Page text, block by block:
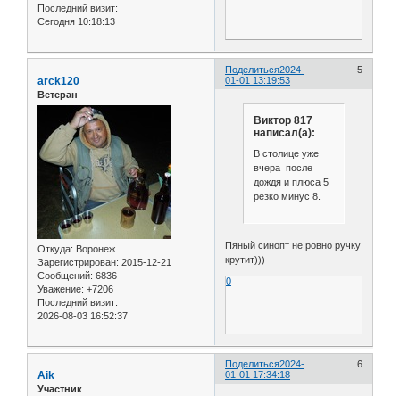
Последний визит:
Сегодня 10:18:13
Поделиться 5
2024-
01-01 13:19:53
arck120
Ветеран
Откуда: Воронеж
Зарегистрирован: 2015-12-21
Сообщений: 6836
Уважение: +7206
Последний визит:
2026-08-03 16:52:37
Виктор 817
написал(а):
В столице уже
вчера после
дождя и плюса 5
резко минус 8.
Пяный синопт не ровно ручку
крутит)))
0
Поделиться 6
2024-
01-01 17:34:18
Aik
Участник